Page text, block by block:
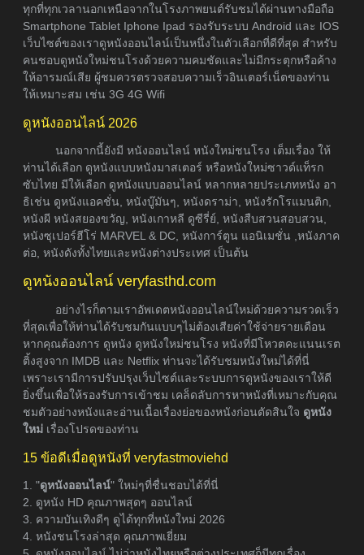
ทุกที่ทุกเวลานอกเหนือจากในโรงภาพยนต์รับชมได้ผ่านทางมือถือ
Smartphone Tablet Iphone Ipad รองรับระบบ Android และ IOS
เว็บไซต์ของเราดูหนังออนไลน์เป็นหนึ่งในตัวเลือกที่ดีที่สุด สำหรับ
คนชอบดูหนังใหม่ชนโรงด้วยความคมชัดและไม่มีกระตุกหรือค้าง
ให้อารมณ์เสีย ผู้ชมควรตรวจสอบความเร็วอินเตอร์เน็ตของท่าน
ให้เหมาะสม เช่น 3G 4G Wifi
ดูหนังออนไลน์ 2026
นอกจากนี้ยังมี หนังออนไลน์ หนังใหม่ชนโรง เต็มเรื่อง ให้
ท่านได้เลือก ดูหนังแบบหนังมาสเตอร์ หรือหนังใหม่ซาวด์แท็รก
ซับไทย มีให้เลือก ดูหนังแบบออนไลน์ หลากหลายประเภทหนัง อา
ธิเช่น ดูหนังแอคชั่น, หนังบู๊มันๆ, หนังดราม่า, หนังรักโรแมนติก,
หนังผี หนังสยองขวัญ, หนังเกาหลี ดูซีรี่ย์, หนังสืบสวนสอบสวน,
หนังซุเปอร์ฮีโร่ MARVEL & DC, หนังการ์ตูน แอนิเมชั่น ,หนังภาค
ต่อ, หนังดังทั้งไทยและหนังต่างประเทศ เป็นต้น
ดูหนังออนไลน์ veryfasthd.com
อย่างไรก็ตามเราอัพเดตหนังออนไลน์ใหม่ด้วยความรวดเร็ว
ที่สุดเพื่อให้ท่านได้รับชมกันแบบๆไม่ต้องเสียค่าใช้จ่ายรายเดือน
หากคุณต้องการ ดูหนัง ดูหนังใหม่ชนโรง หนังที่มีโหวตคะแนนเรต
ติ้งสูงจาก IMDB และ Netflix ท่านจะได้รับชมหนังใหม่ได้ที่นี่
เพราะเรามีการปรับปรุงเว็บไซต์และระบบการดูหนังของเราให้ดี
ยิ่งขึ้นเพื่อให้รองรับการเข้าชม เคล็ดลับการหาหนังที่เหมาะกับคุณ
ชมตัวอย่างหนังและอ่านเนื้อเรื่องย่อของหนังก่อนตัดสินใจ ดูหนัง
ใหม่ เรื่องโปรดของท่าน
15 ข้อดีเมื่อดูหนังที่ veryfastmoviehd
1. "ดูหนังออนไลน์" ใหม่ๆที่ชื่นชอบได้ที่นี่
2. ดูหนัง HD คุณภาพสุดๆ ออนไลน์
3. ความบันเทิงดีๆ ดูได้ทุกที่หนังใหม่ 2026
4. หนังชนโรงล่าสุด คุณภาพเยี่ยม